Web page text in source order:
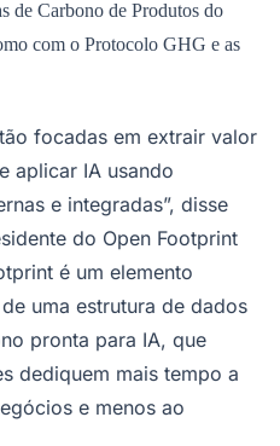
reguladores”, disse Steve
Open Group. “O padrão
oportunidades de redução
incluem:
para dados de emissões
de dados de emissões e
de suprimentos, facilitando
com o qual muitas